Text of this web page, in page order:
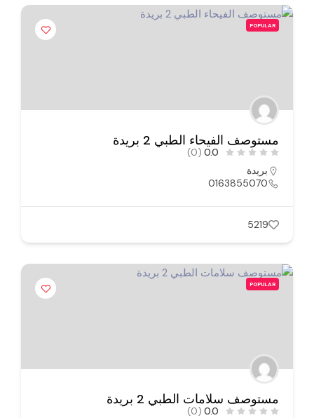
POPULAR
مستوصف الفيحاء الطبي 2 بريدة
0.0
(0)
بريدة
0163855070
5219
POPULAR
مستوصف سلامات الطبي 2 بريدة
0.0
(0)